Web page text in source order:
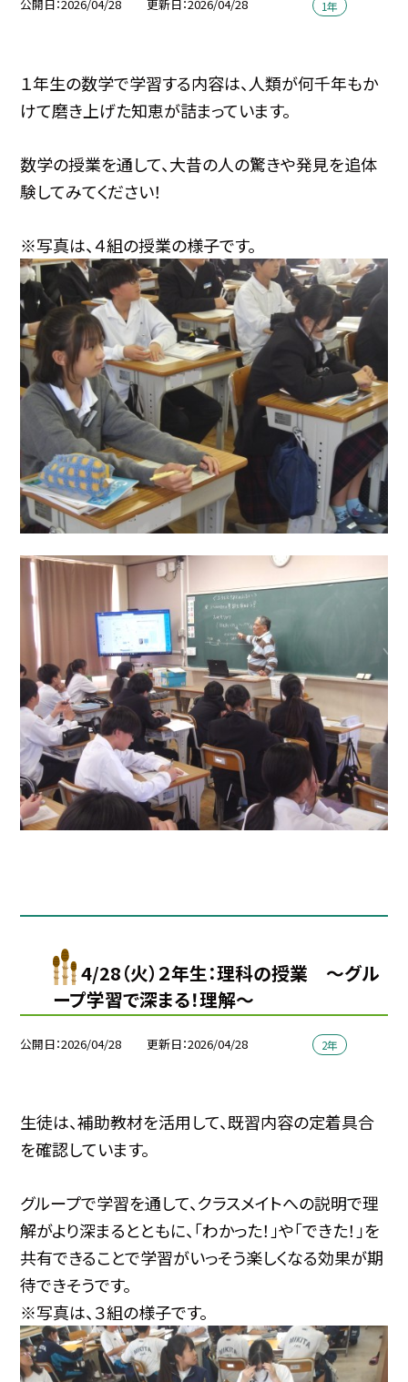
公開日 2026/04/28 更新日 2026/04/28 1年
１年生の数学で学習する内容は、人類が何千年もか
けて磨き上げた知恵が詰まっています。
数学の授業を通して、大昔の人の驚きや発見を追体
験してみてください！
※写真は、４組の授業の様子です。
4/28（火）２年生：理科の授業 〜グル
ープ学習で深まる！理解〜
公開日 2026/04/28 更新日 2026/04/28 2年
生徒は、補助教材を活用して、既習内容の定着具合
を確認しています。
グループで学習を通して、クラスメイトへの説明で理
解がより深まるとともに、「わかった！」や「できた！」を
共有できることで学習がいっそう楽しくなる効果が期
待できそうです。
※写真は、３組の様子です。